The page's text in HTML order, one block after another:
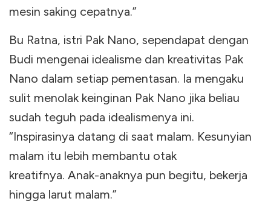
mesin saking cepatnya.”
Bu Ratna, istri Pak Nano, sependapat dengan
Budi mengenai idealisme dan kreativitas Pak
Nano dalam setiap pementasan. Ia mengaku
sulit menolak keinginan Pak Nano jika beliau
sudah teguh pada idealismenya ini.
“Inspirasinya datang di saat malam. Kesunyian
malam itu lebih membantu otak
kreatifnya. Anak-anaknya pun begitu, bekerja
hingga larut malam.”